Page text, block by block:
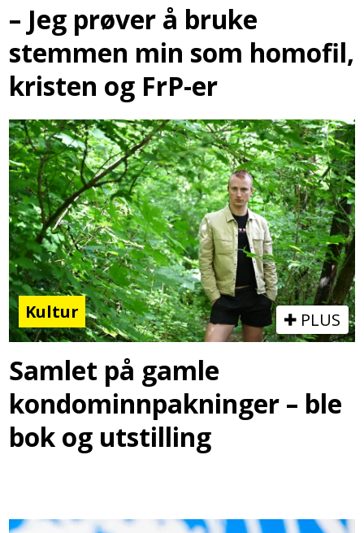
– Jeg prøver å bruke
stemmen min som homofil,
kristen og FrP-er
Kultur PLUS
Samlet på gamle
kondominnpakninger – ble
bok og utstilling